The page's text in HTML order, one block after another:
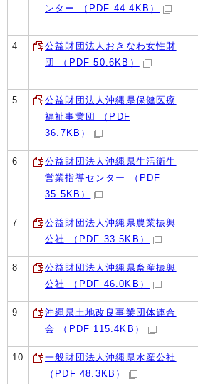
ンター （PDF 44.4KB）
4
公益財団法人おきなわ女性財
団 （PDF 50.6KB）
5
公益財団法人沖縄県保健医療
福祉事業団 （PDF
36.7KB）
6
公益財団法人沖縄県生活衛生
営業指導センター （PDF
35.5KB）
7
公益財団法人沖縄県農業振興
公社 （PDF 33.5KB）
8
公益財団法人沖縄県畜産振興
公社 （PDF 46.0KB）
9
沖縄県土地改良事業団体連合
会 （PDF 115.4KB）
10
一般財団法人沖縄県水産公社
（PDF 48.3KB）